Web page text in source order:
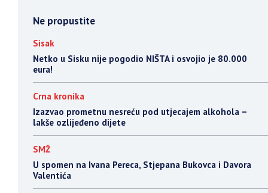
Ne propustite
Sisak
Netko u Sisku nije pogodio NIŠTA i osvojio je 80.000
eura!
Crna kronika
​Izazvao prometnu nesreću pod utjecajem alkohola –
lakše ozlijeđeno dijete
SMŽ
U spomen na Ivana Pereca, Stjepana Bukovca i Davora
Valentića